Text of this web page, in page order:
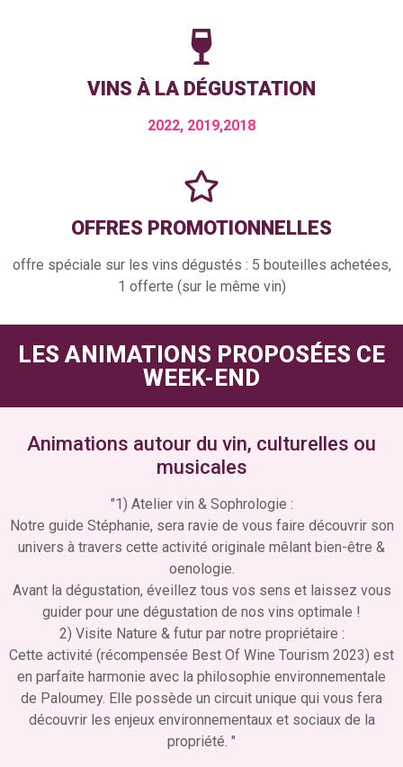
VINS À LA DÉGUSTATION
2022, 2019,2018
OFFRES PROMOTIONNELLES
offre spéciale sur les vins dégustés : 5 bouteilles achetées,
1 offerte (sur le même vin)
LES ANIMATIONS PROPOSÉES CE
WEEK-END
Animations autour du vin, culturelles ou
musicales
"1) Atelier vin & Sophrologie :
Notre guide Stéphanie, sera ravie de vous faire découvrir son
univers à travers cette activité originale mêlant bien-être &
oenologie.
Avant la dégustation, éveillez tous vos sens et laissez vous
guider pour une dégustation de nos vins optimale !
2) Visite Nature & futur par notre propriétaire :
Cette activité (récompensée Best Of Wine Tourism 2023) est
en parfaite harmonie avec la philosophie environnementale
de Paloumey. Elle possède un circuit unique qui vous fera
découvrir les enjeux environnementaux et sociaux de la
propriété. "